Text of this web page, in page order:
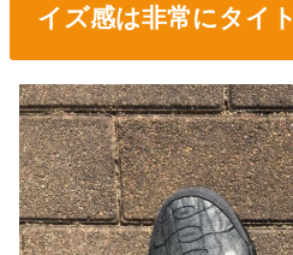
イズ感は非常にタイト